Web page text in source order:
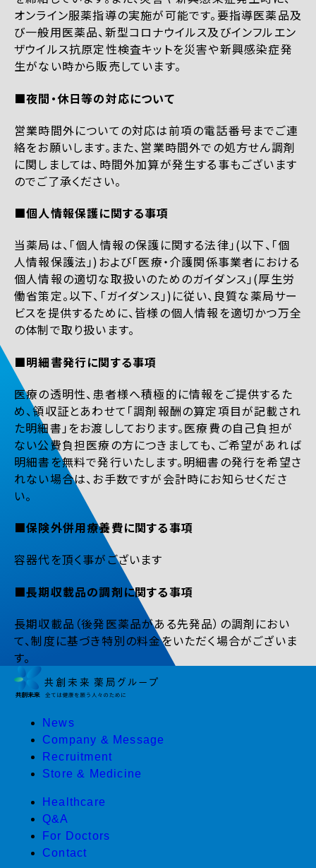
オンライン服薬指導の実施が可能です。要指導医薬品及
び一般用医薬品、新型コロナウイルス及びインフルエン
ザウイルス抗原定性検査キットを災害や新興感染症発
生がない時から販売しています。
■夜間・休日等の対応について
営業時間外についての対応は前項の電話番号までご連
絡をお願いします。また、営業時間外での処方せん調剤
に関しましては、時間外加算が発生する事もございます
のでご了承ください。
■個人情報保護に関する事項
当薬局は、「個人情報の保護に関する法律」(以下、「個
人情報保護法」)および「医療・介護関係事業者における
個人情報の適切な取扱いのためのガイダンス」(厚生労
働省策定。以下、「ガイダンス」)に従い、良質な薬局サー
ビスを提供するために、皆様の個人情報を適切かつ万全
の体制で取り扱います。
■明細書発行に関する事項
医療の透明性、患者様へ積極的に情報をご提供するた
め、領収証とあわせて「調剤報酬の算定項目が記載され
た明細書」をお渡ししております。医療費の自己負担が
ない公費負担医療の方につきましても、ご希望があれば
明細書を無料で発行いたします。明細書の発行を希望さ
れない場合は、お手数ですが会計時にお知らせくださ
い。
■保険外併用療養費に関する事項
容器代を頂く事がございます
■長期収載品の調剤に関する事項
長期収載品（後発医薬品がある先発品）の調剤におい
て、制度に基づき特別の料金をいただく場合がございま
す。
News
Company & Message
Recruitment
Store & Medicine
Healthcare
Q&A
For Doctors
Contact